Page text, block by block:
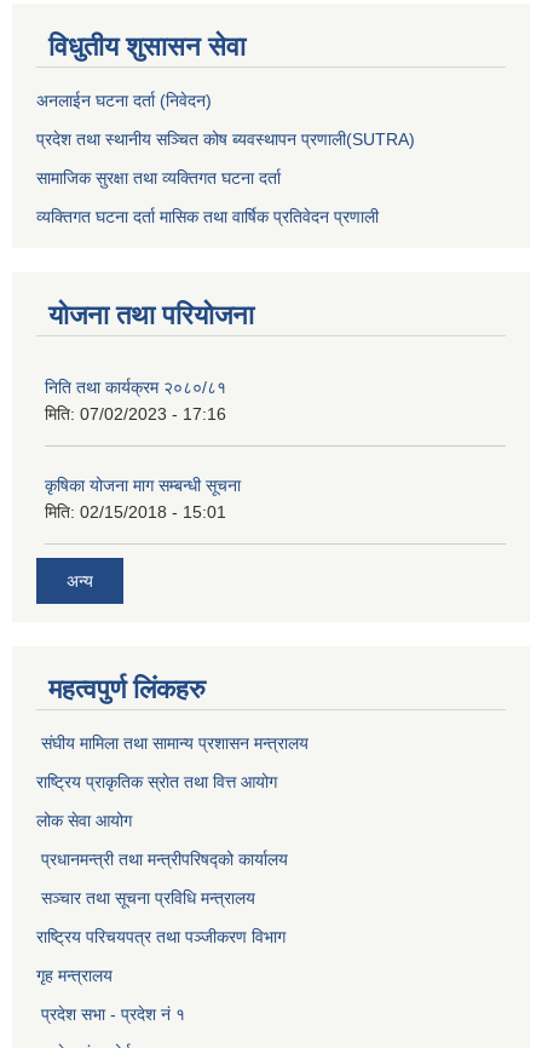
विधुतीय शुसासन सेवा
अनलाईन घटना दर्ता (निवेदन)
प्रदेश तथा स्थानीय सञ्चित कोष ब्यवस्थापन प्रणाली(SUTRA)
सामाजिक सुरक्षा तथा व्यक्तिगत घटना दर्ता
व्यक्तिगत घटना दर्ता मासिक तथा वार्षिक प्रतिवेदन प्रणाली
योजना तथा परियोजना
निति तथा कार्यक्रम २०८०/८१
मिति: 07/02/2023 - 17:16
कृषिका योजना माग सम्बन्धी सूचना
मिति: 02/15/2018 - 15:01
अन्य
महत्वपुर्ण लिंकहरु
संघीय मामिला तथा सामान्य प्रशासन मन्त्रालय
राष्ट्रिय प्राकृतिक स्राेत तथा वित्त आयोग
लोक सेवा आयोग
प्रधानमन्त्री तथा मन्त्रीपरिषद्को कार्यालय
सञ्‍चार तथा सूचना प्रविधि मन्त्रालय
राष्ट्रिय परिचयपत्र तथा पञ्जीकरण विभाग​
गृह मन्त्रालय
प्रदेश सभा - प्रदेश नं १